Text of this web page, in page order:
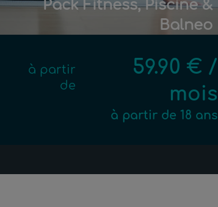
Pack Fitness, Piscine &
Balneo
à partir
de
59.90 € /
mois
à partir de 18 ans